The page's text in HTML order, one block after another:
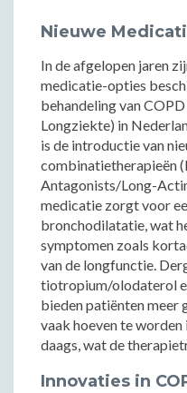
Nieuwe
In de afgelopen jaren
medicatie-opties
behandeling van
Longziekte) in
is de introductie van
combinatietherapieën
Antagonists/Long-
medicatie zorgt voor
bronchodilatatie, wat
symptomen zoals
van de longfunctie.
tiotropium/olodaterol
bieden patiënten meer
vaak hoeven te worden
daags, wat de
Innovaties in